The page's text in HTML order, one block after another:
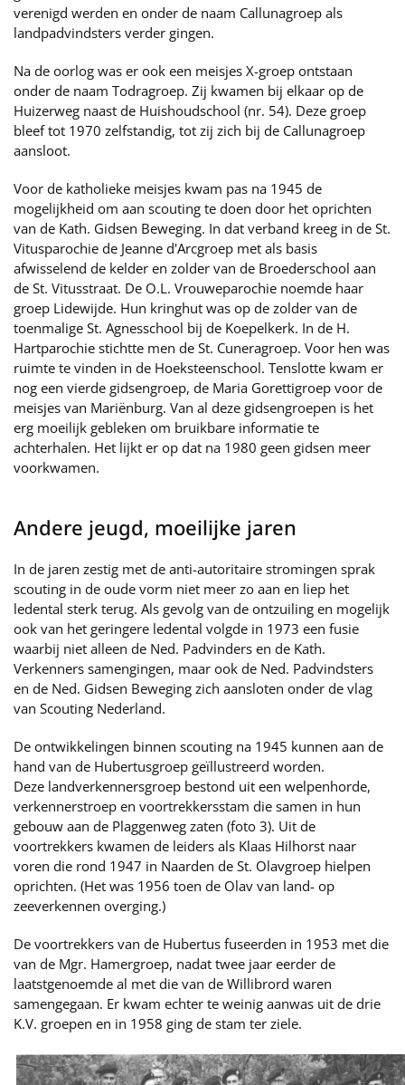
verenigd werden en onder de naam Callunagroep als
landpadvindsters verder gingen.
Na de oorlog was er ook een meisjes X-groep ontstaan
onder de naam Todragroep. Zij kwamen bij elkaar op de
Huizerweg naast de Huishoudschool (nr. 54). Deze groep
bleef tot 1970 zelfstandig, tot zij zich bij de Callunagroep
aansloot.
Voor de katholieke meisjes kwam pas na 1945 de
mogelijkheid om aan scouting te doen door het oprichten
van de Kath. Gidsen Beweging. In dat verband kreeg in de St.
Vitusparochie de Jeanne d'Arcgroep met als basis
afwisselend de kelder en zolder van de Broederschool aan
de St. Vitusstraat. De O.L. Vrouweparochie noemde haar
groep Lidewijde. Hun kringhut was op de zolder van de
toenmalige St. Agnesschool bij de Koepelkerk. In de H.
Hartparochie stichtte men de St. Cuneragroep. Voor hen was
ruimte te vinden in de Hoeksteenschool. Tenslotte kwam er
nog een vierde gidsengroep, de Maria Gorettigroep voor de
meisjes van Mariënburg. Van al deze gidsengroepen is het
erg moeilijk gebleken om bruikbare informatie te
achterhalen. Het lijkt er op dat na 1980 geen gidsen meer
voorkwamen.
Andere jeugd, moeilijke jaren
In de jaren zestig met de anti-autoritaire stromingen sprak
scouting in de oude vorm niet meer zo aan en liep het
ledental sterk terug. Als gevolg van de ontzuiling en mogelijk
ook van het geringere ledental volgde in 1973 een fusie
waarbij niet alleen de Ned. Padvinders en de Kath.
Verkenners samengingen, maar ook de Ned. Padvindsters
en de Ned. Gidsen Beweging zich aansloten onder de vlag
van Scouting Nederland.
De ontwikkelingen binnen scouting na 1945 kunnen aan de
hand van de Hubertusgroep geïllustreerd worden.
Deze landverkennersgroep bestond uit een welpenhorde,
verkennerstroep en voortrekkersstam die samen in hun
gebouw aan de Plaggenweg zaten (foto 3). Uit de
voortrekkers kwamen de leiders als Klaas Hilhorst naar
voren die rond 1947 in Naarden de St. Olavgroep hielpen
oprichten. (Het was 1956 toen de Olav van land- op
zeeverkennen overging.)
De voortrekkers van de Hubertus fuseerden in 1953 met die
van de Mgr. Hamergroep, nadat twee jaar eerder de
laatstgenoemde al met die van de Willibrord waren
samengegaan. Er kwam echter te weinig aanwas uit de drie
K.V. groepen en in 1958 ging de stam ter ziele.